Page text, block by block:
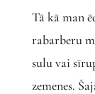
Tā kā man
rabarberu
sulu vai
zemenes.